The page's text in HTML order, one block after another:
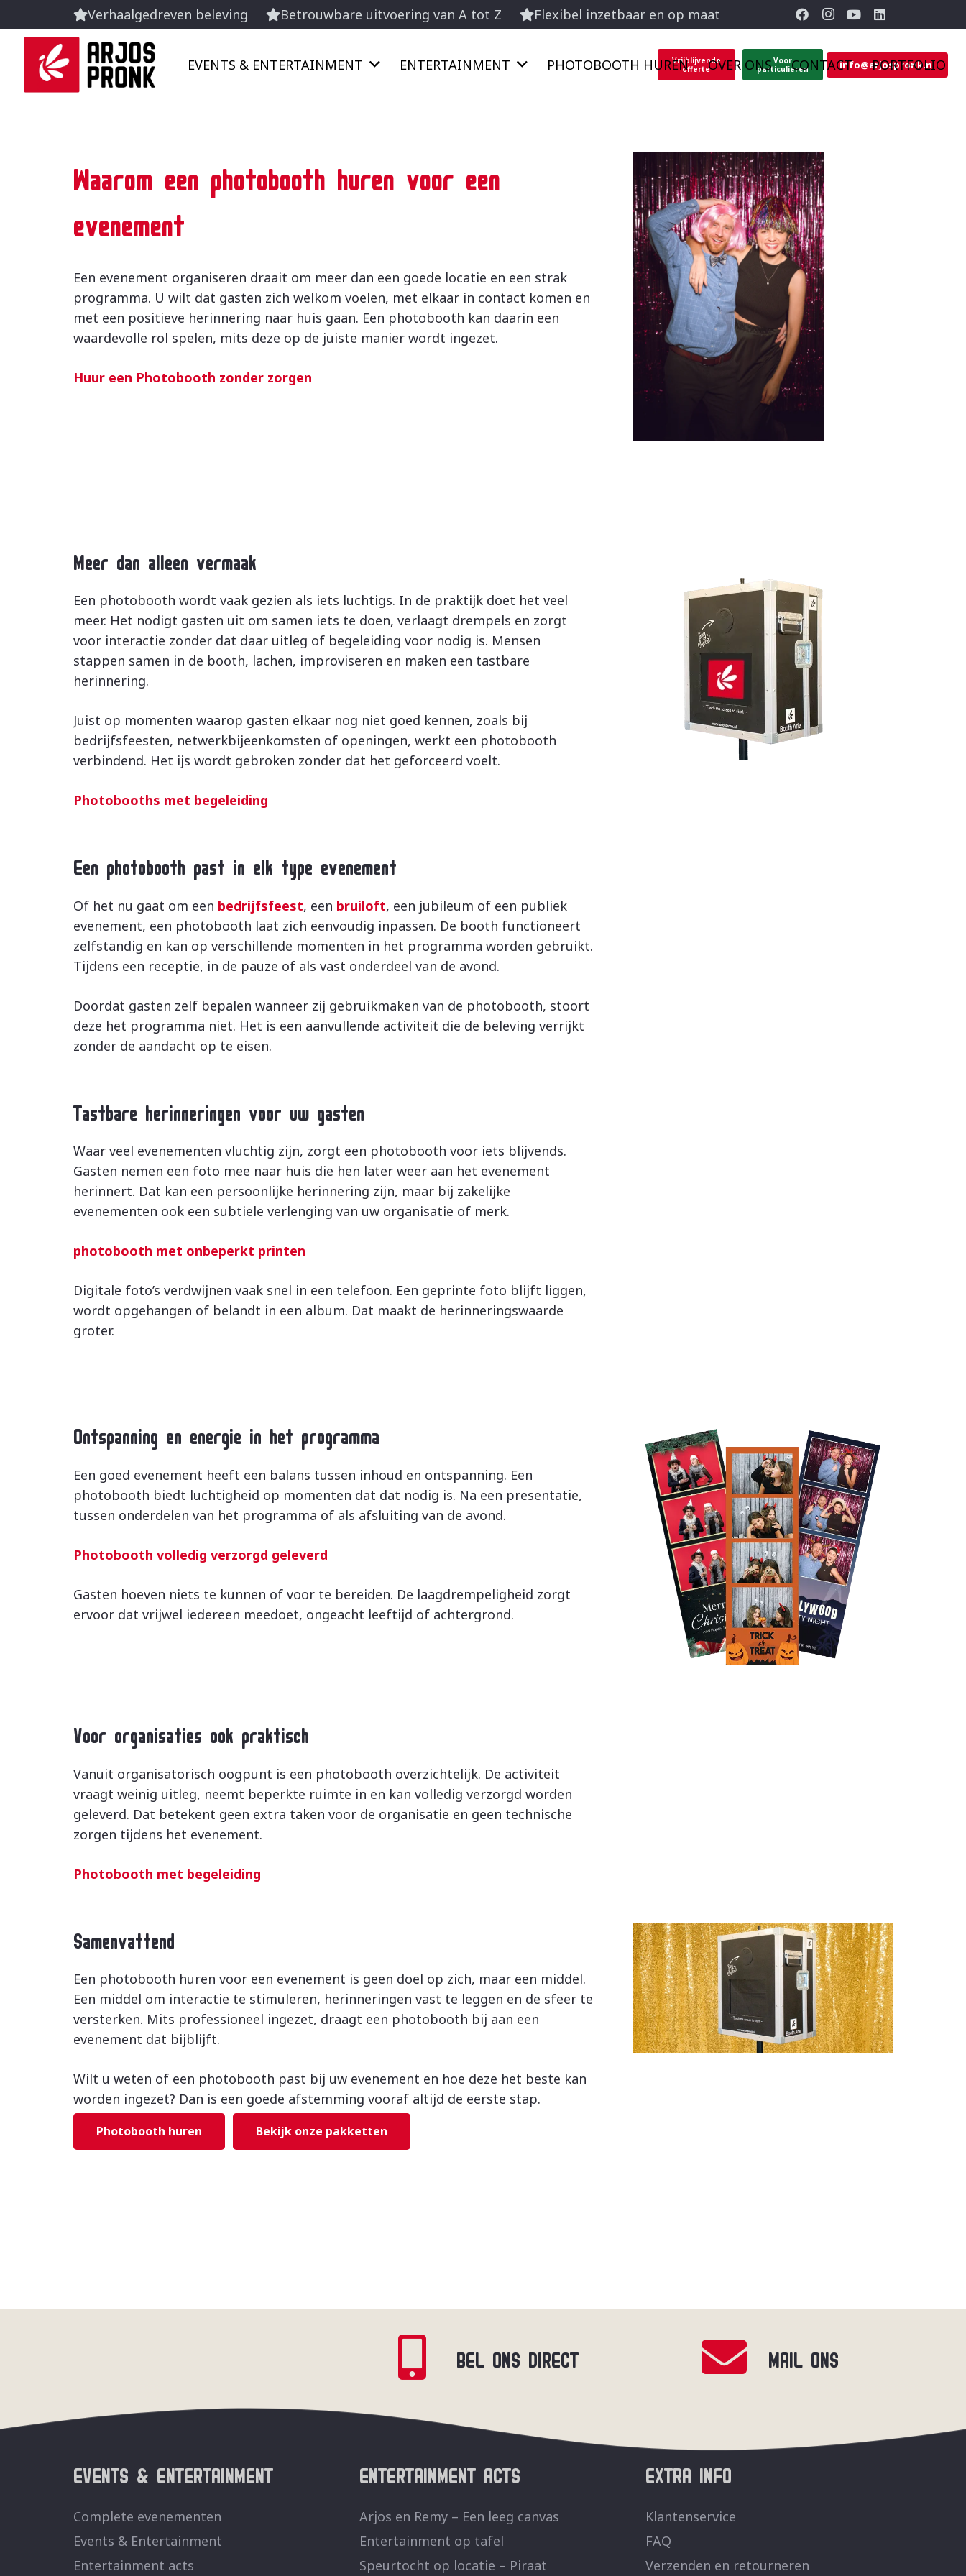
Verhaalgedreven beleving Betrouwbare uitvoering van A tot Z Flexibel inzetbaar en op maat
EVENTS & ENTERTAINMENT ENTERTAINMENT PHOTOBOOTH HUREN OVER ONS CONTACT PORTFOLIO
Vrijblijvende
offerte
Voor
particulieren
info@arjospronk.nl
Waarom een photobooth huren voor een
evenement
Een evenement organiseren draait om meer dan een goede locatie en een strak
programma. U wilt dat gasten zich welkom voelen, met elkaar in contact komen en
met een positieve herinnering naar huis gaan. Een photobooth kan daarin een
waardevolle rol spelen, mits deze op de juiste manier wordt ingezet.
Huur een Photobooth zonder zorgen
Meer dan alleen vermaak
Een photobooth wordt vaak gezien als iets luchtigs. In de praktijk doet het veel
meer. Het nodigt gasten uit om samen iets te doen, verlaagt drempels en zorgt
voor interactie zonder dat daar uitleg of begeleiding voor nodig is. Mensen
stappen samen in de booth, lachen, improviseren en maken een tastbare
herinnering.
Juist op momenten waarop gasten elkaar nog niet goed kennen, zoals bij
bedrijfsfeesten, netwerkbijeenkomsten of openingen, werkt een photobooth
verbindend. Het ijs wordt gebroken zonder dat het geforceerd voelt.
Photobooths met begeleiding
Een photobooth past in elk type evenement
Of het nu gaat om een bedrijfsfeest, een bruiloft, een jubileum of een publiek
evenement, een photobooth laat zich eenvoudig inpassen. De booth functioneert
zelfstandig en kan op verschillende momenten in het programma worden gebruikt.
Tijdens een receptie, in de pauze of als vast onderdeel van de avond.
Doordat gasten zelf bepalen wanneer zij gebruikmaken van de photobooth, stoort
deze het programma niet. Het is een aanvullende activiteit die de beleving verrijkt
zonder de aandacht op te eisen.
Tastbare herinneringen voor uw gasten
Waar veel evenementen vluchtig zijn, zorgt een photobooth voor iets blijvends.
Gasten nemen een foto mee naar huis die hen later weer aan het evenement
herinnert. Dat kan een persoonlijke herinnering zijn, maar bij zakelijke
evenementen ook een subtiele verlenging van uw organisatie of merk.
photobooth met onbeperkt printen
Digitale foto’s verdwijnen vaak snel in een telefoon. Een geprinte foto blijft liggen,
wordt opgehangen of belandt in een album. Dat maakt de herinneringswaarde
groter.
Ontspanning en energie in het programma
Een goed evenement heeft een balans tussen inhoud en ontspanning. Een
photobooth biedt luchtigheid op momenten dat dat nodig is. Na een presentatie,
tussen onderdelen van het programma of als afsluiting van de avond.
Photobooth volledig verzorgd geleverd
Gasten hoeven niets te kunnen of voor te bereiden. De laagdrempeligheid zorgt
ervoor dat vrijwel iedereen meedoet, ongeacht leeftijd of achtergrond.
Voor organisaties ook praktisch
Vanuit organisatorisch oogpunt is een photobooth overzichtelijk. De activiteit
vraagt weinig uitleg, neemt beperkte ruimte in en kan volledig verzorgd worden
geleverd. Dat betekent geen extra taken voor de organisatie en geen technische
zorgen tijdens het evenement.
Photobooth met begeleiding
Samenvattend
Een photobooth huren voor een evenement is geen doel op zich, maar een middel.
Een middel om interactie te stimuleren, herinneringen vast te leggen en de sfeer te
versterken. Mits professioneel ingezet, draagt een photobooth bij aan een
evenement dat bijblijft.
Wilt u weten of een photobooth past bij uw evenement en hoe deze het beste kan
worden ingezet? Dan is een goede afstemming vooraf altijd de eerste stap.
Photobooth huren Bekijk onze pakketten
BEL ONS DIRECT MAIL ONS
EVENTS & ENTERTAINMENT
Complete evenementen
Events & Entertainment
Entertainment acts
ENTERTAINMENT ACTS
Arjos en Remy – Een leeg canvas
Entertainment op tafel
Speurtocht op locatie – Piraat
EXTRA INFO
Klantenservice
FAQ
Verzenden en retourneren